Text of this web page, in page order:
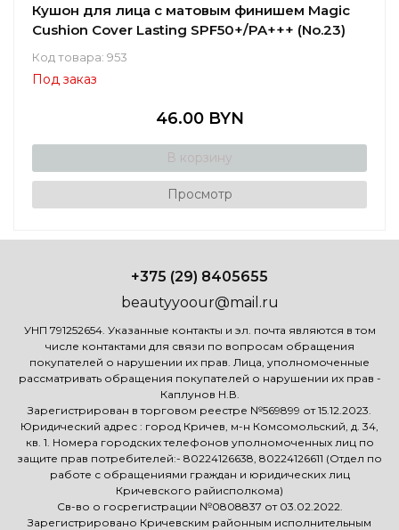
Кушон для лица с матовым финишем Magic
Cushion Cover Lasting SPF50+/PA+++ (No.23)
Код товара: 953
Под заказ
46.00 BYN
В корзину
Просмотр
+375 (29) 8405655
beautyyoour@mail.ru
УНП 791252654. Указанные контакты и эл. почта являются в том
числе контактами для связи по вопросам обращения
покупателей о нарушении их прав. Лица, уполномоченные
рассматривать обращения покупателей о нарушении их прав -
Каплунов Н.В.
Зарегистрирован в торговом реестре №569899 от 15.12.2023.
Юридический адрес : город Кричев, м-н Комсомольский, д. 34,
кв. 1. Номера городских телефонов уполномоченных лиц по
защите прав потребителей:- 80224126638, 80224126611 (Отдел по
работе с обращениями граждан и юридических лиц
Кричевского райисполкома)
Св-во о госрегистрации №0808837 от 03.02.2022.
Зарегистрировано Кричевским районным исполнительным